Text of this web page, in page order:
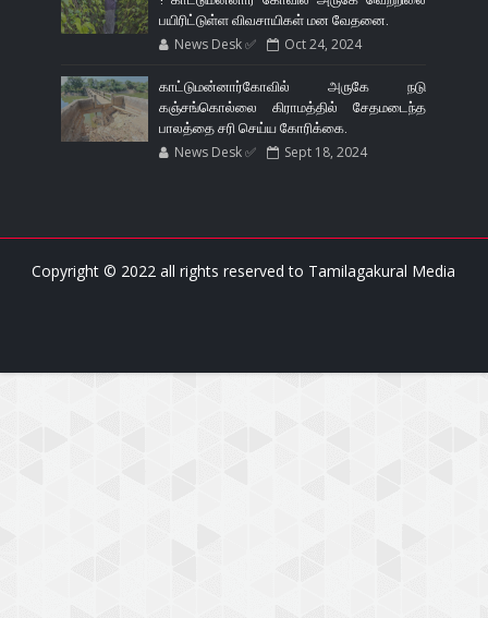
பயிரிட்டுள்ள விவசாயிகள் மன வேதனை.
News Desk ✅ Oct 24, 2024
காட்டுமன்னார்கோவில் அருகே நடு
கஞ்சங்கொல்லை கிராமத்தில் சேதமடைந்த
பாலத்தை சரி செய்ய கோரிக்கை.
News Desk ✅ Sept 18, 2024
Copyright © 2022 all rights reserved to Tamilagakural Media